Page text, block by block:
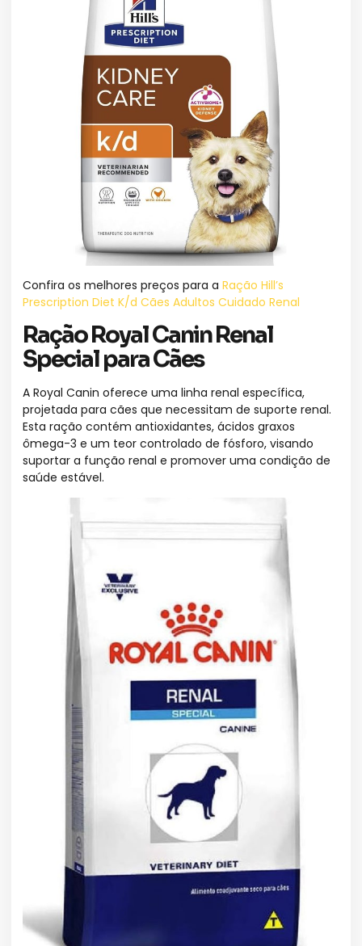
Confira os melhores preços para a Ração Hill’s
Prescription Diet K/d Cães Adultos Cuidado Renal
Ração Royal Canin Renal
Special para Cães
A Royal Canin oferece uma linha renal específica,
projetada para cães que necessitam de suporte renal.
Esta ração contém antioxidantes, ácidos graxos
ômega-3 e um teor controlado de fósforo, visando
suportar a função renal e promover uma condição de
saúde estável.